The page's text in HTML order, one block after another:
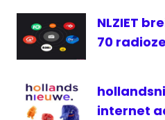
NPO
Radio
televisie
NLZIET
70
internet